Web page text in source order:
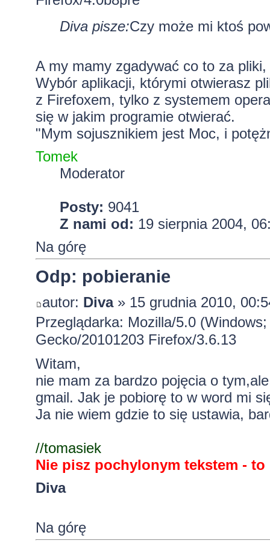
Diva pisze:Czy może mi ktoś
A my mamy zgadywać co to za
Wybór aplikacji, którymi otwierasz
z Firefoxem, tylko z systemem
się w jakim programie otwierać.
"Mym sojusznikiem jest Moc, i
Tomek
Moderator
Posty: 9041
Z nami od: 19 sierpnia 2004,
Na górę
Odp: pobieranie
autor: Diva» 15 grudnia 2010,
Przeglądarka: Mozilla/5.0
Gecko/20101203 Firefox/3.6.13
Witam,
nie mam za bardzo pojęcia o
gmail. Jak je pobiorę to w word mi
Ja nie wiem gdzie to się ustawia,
//tomasiek
Nie pisz pochylonym tekstem -
Diva
Na górę